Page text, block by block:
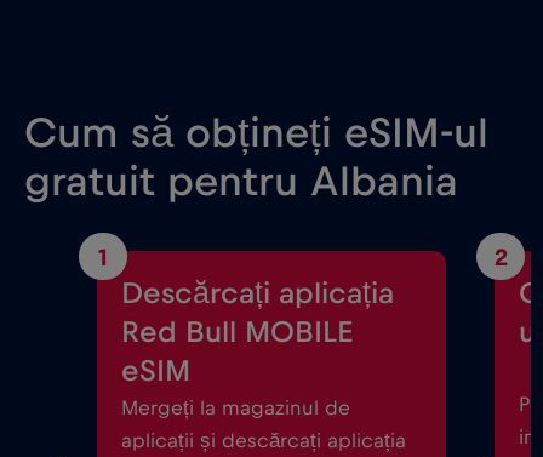
Cum să obțineți eSIM-ul
gratuit pentru Albania
1
Descărcați aplicația
Red Bull MOBILE
eSIM
Mergeți la magazinul de
aplicații și descărcați aplicația
2
ul